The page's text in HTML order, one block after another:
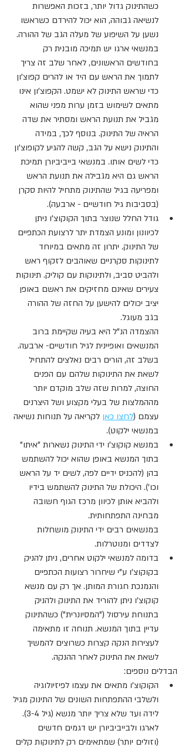
כשהתינוק גדול יותר, בזכות האפשרות
לנשיאה גבוהה, הוא יכול להירדם כשראשו
נשען על השיפוע של מעלה הגב של ההורה.
במנשאי ארגו יש תמיכה מובנית רק
בחודשים הראשונים, לאחר שלב זה צריך
לתמוך את הראש עם היד או להרים קפוצ'ון
כדי שראש התינוק לא ישמט. הקפוצ'ון אינו
מתאים לשימוש בזמן ערות מפני שהוא
מגביל את תנועת הראש ומסתיר את שדה
הראיה של התינוק. בנוסף לכך, במידה
והתינוק נישא על הגב, קשה להגיע לקופוצ'ון
כדי לשים אותו. במנשאי בייביביורן תמיכת
הראש גם היא מגבילה את תנועת הראש
ומפריעה בגיל שהתינוק מתחיל להיות סקרן
(בסביבות גיל חודשיים - ארבעה).
גודל החלל שנוצר בתוך הקוקוצ'ו ניתן
לכיוונון ומונע הצמדת יתר לרצועת הכתפיים
של התינוק. יתרון זה מתאים במיוחד
לתינוקות סקרניים שאוהבים לזקוף ראש
ולהביט סביב, ולתינוקות עם קוליק. תינוקות
צעירים שאינם מחזיקים את ראשם באופן
יציב יכולים להישען על החזה של ההורה
בגב מעוגל.
ההצמדה הנ"ל היא בעיה שקיימת ברוב
המנשאים ואופיינית לגיל חודשיים- ארבעה.
בשלב זה, הורים רבים נאלצים להתחיל
לשאת את התינוקות שלהם עם הפנים
החוצה, למרות שזה שלב מוקדם יותר
מההמלצות של בעלי מקצוע ושל היצרנים
עצמם (לחצו כאן לקריאה על תנוחות נשיאה
במנשאי ילקוט).
במנשא קוקוצ'ו ידי התינוק נשארות "איתו"
בתוך המנשא באופן שהוא יכול להשתמש
בהן (להכניס ידיים לפה, לשים יד על הראש
וכו'). היכולת של התינוק להשתמש בידיו
ולהביא אותן לכיוון מרכז הגוף חשובה
מבחינה התפתחותית.
במנשאים רבים ידי התינוק מושחלות
לצדדים ומנוטרלות.
בדומה למנשאי ילקוט אחרים, ניתן להניק
בקוקוצ'ו ע"י שיחרור רצועות הכתפיים
והנמנכת חגורת המותן. אך רק עם מנשא
קוקוצ'ו ניתן להוריד את התינוק ולהניק
בתנוחת עירסול ("המסיונרית") כשהתינוק
עדיין בתוך המנשא. תנוחה זו מתאימה
לעצירות הנקה קצרות כשרוצים להמשיך
לשאת את התינוק לאחר ההנקה.
הבדלים נוספים:
הקוקוצ'ו מתאים את עצמו לפיזיולוגיה
ולשלבי ההתפתחות השונים של התינוק מגיל
לידה ועד שלא צריך יותר מנשא (גיל 3-4).
לארגו ולבייביביורן יש דגמים חדשים
(וזולים יותר) שמתאימים רק לתינוקות קלים